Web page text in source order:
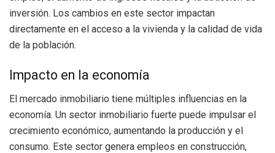
inversión. Los cambios en este sector impactan
directamente en el acceso a la vivienda y la calidad de vida
de la población.
Impacto en la economía
El mercado inmobiliario tiene múltiples influencias en la
economía. Un sector inmobiliario fuerte puede impulsar el
crecimiento económico, aumentando la producción y el
consumo. Este sector genera empleos en construcción,